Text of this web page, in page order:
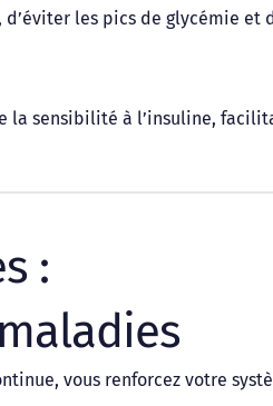
d’éviter les pics de glycémie et
la sensibilité à l’insuline,
:
vous renforcez votre